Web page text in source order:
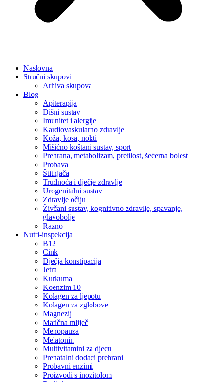
Naslovna
Stručni skupovi
Arhiva skupova
Blog
Apiterapija
Dišni sustav
Imunitet i alergije
Kardiovaskularno zdravlje
Koža, kosa, nokti
Mišićno koštani sustav, sport
Prehrana, metabolizam, pretilost, šećerna bolest
Probava
Štitnjača
Trudnoća i dječje zdravlje
Urogenitalni sustav
Zdravlje očiju
Živčani sustav, kognitivno zdravlje, spavanje,
glavobolje
Razno
Nutri-inspekcija
B12
Cink
Dječja konstipacija
Jetra
Kurkuma
Koenzim 10
Kolagen za ljepotu
Kolagen za zglobove
Magnezij
Matična mliječ
Menopauza
Melatonin
Multivitamini za djecu
Prenatalni dodaci prehrani
Probavni enzimi
Proizvodi s inozitolom